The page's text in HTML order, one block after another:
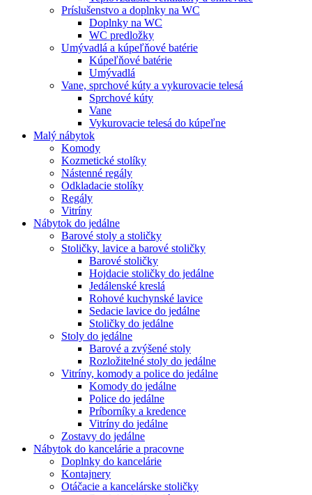
Príslušenstvo a doplnky na WC
Doplnky na WC
WC predložky
Umývadlá a kúpeľňové batérie
Kúpeľňové batérie
Umývadlá
Vane, sprchové kúty a vykurovacie telesá
Sprchové kúty
Vane
Vykurovacie telesá do kúpeľne
Malý nábytok
Komody
Kozmetické stolíky
Nástenné regály
Odkladacie stolíky
Regály
Vitríny
Nábytok do jedálne
Barové stoly a stoličky
Stoličky, lavice a barové stoličky
Barové stoličky
Hojdacie stoličky do jedálne
Jedálenské kreslá
Rohové kuchynské lavice
Sedacie lavice do jedálne
Stoličky do jedálne
Stoly do jedálne
Barové a zvýšené stoly
Rozložitelné stoly do jedálne
Vitríny, komody a police do jedálne
Komody do jedálne
Police do jedálne
Príborníky a kredence
Vitríny do jedálne
Zostavy do jedálne
Nábytok do kancelárie a pracovne
Doplnky do kancelárie
Kontajnery
Otáčacie a kancelárske stoličky